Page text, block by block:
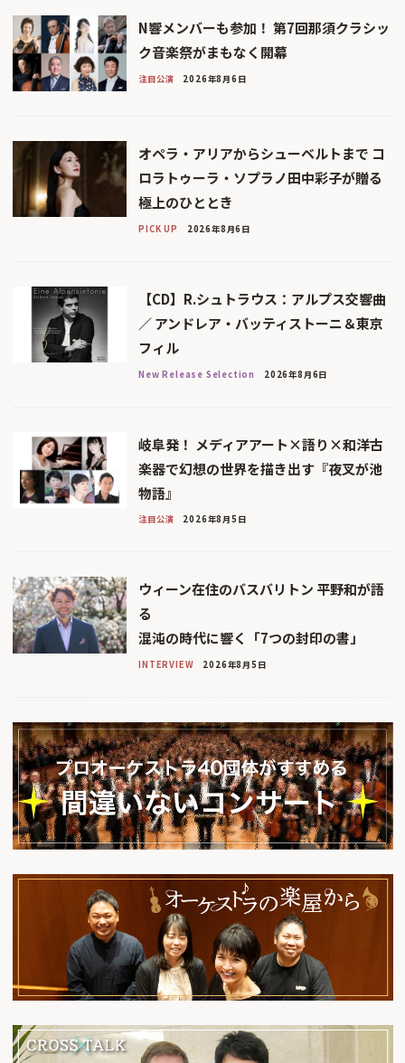
N響メンバーも参加！ 第7回那須クラシッ
ク音楽祭がまもなく開幕
注目公演 2026年8月6日
オペラ・アリアからシューベルトまで コ
ロラトゥーラ・ソプラノ田中彩子が贈る
極上のひととき
PICK UP 2026年8月6日
【CD】R.シュトラウス：アルプス交響曲
／ アンドレア・バッティストーニ＆東京
フィル
New Release Selection 2026年8月6日
岐阜発！ メディアアート×語り×和洋古
楽器で幻想の世界を描き出す『夜叉が池
物語』
注目公演 2026年8月5日
ウィーン在住のバスバリトン 平野和が語
る
混沌の時代に響く「7つの封印の書」
INTERVIEW 2026年8月5日